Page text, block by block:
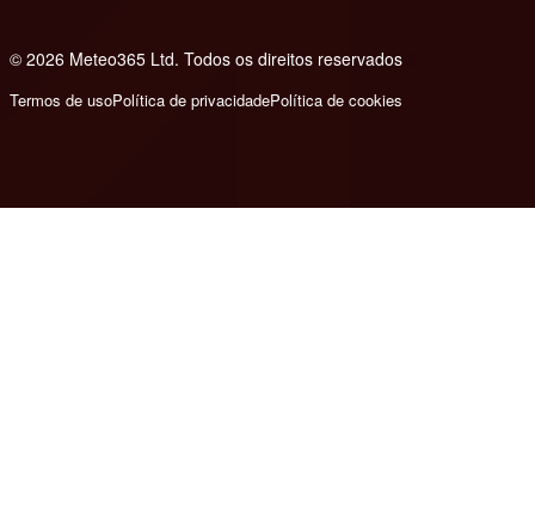
© 2026 Meteo365 Ltd. Todos os direitos reservados
Termos de usoPolítica de privacidadePolítica de cookies